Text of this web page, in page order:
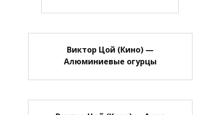
Виктор Цой (Кино) —
Алюминиевые огурцы